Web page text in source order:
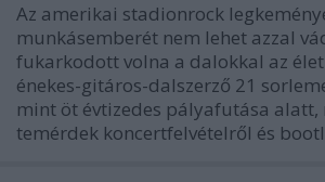
Az amerikai stadionrock
munkásemberét nem lehet azzal
fukarkodott volna a dalokkal az
énekes-gitáros-dalszerző 21
mint öt évtizedes pályafutása alatt,
temérdek koncertfelvételről és